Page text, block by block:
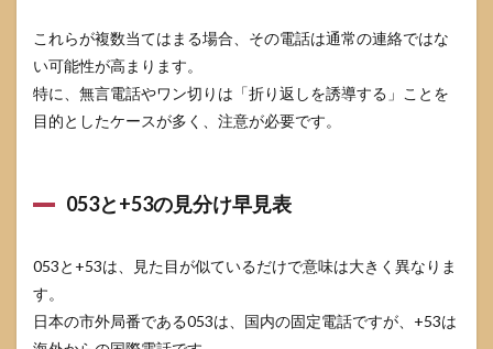
これらが複数当てはまる場合、その電話は通常の連絡ではな
い可能性が高まります。
特に、無言電話やワン切りは「折り返しを誘導する」ことを
目的としたケースが多く、注意が必要です。
053と+53の見分け早見表
053と+53は、見た目が似ているだけで意味は大きく異なりま
す。
日本の市外局番である053は、国内の固定電話ですが、+53は